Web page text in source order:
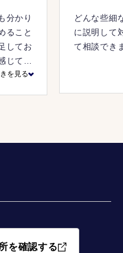
分かり
ること
してお
じてい
を見る
どんな些細
に説明して
て相談で
を確認する